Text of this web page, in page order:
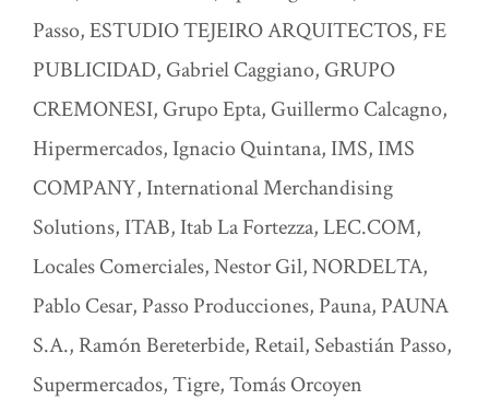
Passo,ESTUDIO TEJEIRO ARQUITECTOS, FE
PUBLICIDAD, Gabriel Caggiano, GRUPO
CREMONESI, Grupo Epta, Guillermo Calcagno,
Hipermercados, Ignacio Quintana, IMS, IMS
COMPANY, International Merchandising
Solutions, ITAB, Itab La Fortezza,LEC.COM,
Locales Comerciales,Nestor Gil,NORDELTA,
Pablo Cesar, Passo Producciones, Pauna, PAUNA
S.A., Ramón Bereterbide, Retail, Sebastián Passo,
Supermercados,Tigre,Tomás Orcoyen